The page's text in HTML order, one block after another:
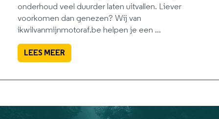
onderhoud veel duurder laten uitvallen. Liever
voorkomen dan genezen? Wij van
ikwilvanmijnmotoraf.be helpen je een ...
LEES MEER